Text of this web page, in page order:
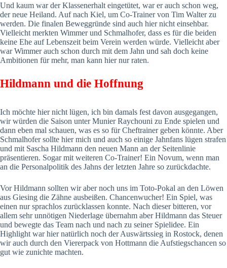
Und kaum war der Klassenerhalt eingetütet, war er auch schon weg,
der neue Heiland. Auf nach Kiel, um Co-Trainer von Tim Walter zu
werden. Die finalen Beweggründe sind auch hier nicht einsehbar.
Vielleicht merkten Wimmer und Schmalhofer, dass es für die beiden
keine Ehe auf Lebenszeit beim Verein werden würde. Vielleicht aber
war Wimmer auch schon durch mit dem Jahn und sah doch keine
Ambitionen für mehr, man kann hier nur raten.
Hildmann und die Hoffnung
Ich möchte hier nicht lügen, ich bin damals fest davon ausgegangen,
wir würden die Saison unter Munier Raychouni zu Ende spielen und
dann eben mal schauen, was es so für Cheftrainer geben könnte. Aber
Schmalhofer sollte hier mich und auch so einige Jahnfans lügen strafen
und mit Sascha Hildmann den neuen Mann an der Seitenlinie
präsentieren. Sogar mit weiteren Co-Trainer! Ein Novum, wenn man
an die Personalpolitik des Jahns der letzten Jahre so zurückdachte.
Vor Hildmann sollten wir aber noch uns im Toto-Pokal an den Löwen
aus Giesing die Zähne ausbeißen. Chancenwucher! Ein Spiel, was
einen nur sprachlos zurücklassen konnte. Nach dieser bitteren, vor
allem sehr unnötigen Niederlage übernahm aber Hildmann das Steuer
und bewegte das Team nach und nach zu seiner Spielidee. Ein
Highlight war hier natürlich noch der Auswärtssieg in Rostock, denen
wir auch durch den Viererpack von Hottmann die Aufstiegschancen so
gut wie zunichte machten.